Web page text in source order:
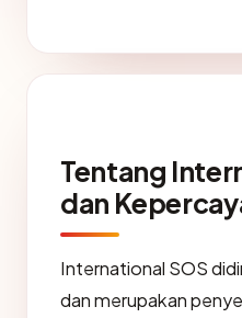
Tentang
dan
International SOS
dan merupakan